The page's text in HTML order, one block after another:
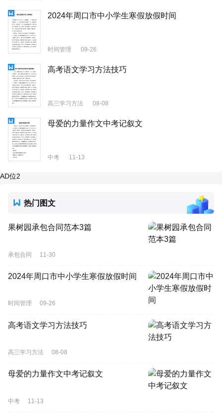
2024年周口市中小学生寒假放假时间
时间管理 09-26
高考语文学习方法技巧
高三学习方法 08-08
母爱的力量作文中考记叙文
中考 11-13
AD位2
热门图文
果树园承包合同范本3篇
承包合同 11-30
2024年周口市中小学生寒假放假时间
时间管理 09-26
高考语文学习方法技巧
高三学习方法 08-08
母爱的力量作文中考记叙文
中考 11-13